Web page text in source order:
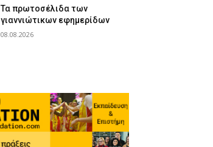
Τα πρωτοσέλιδα των
γιαννιώτικων εφημερίδων
08.08.2026